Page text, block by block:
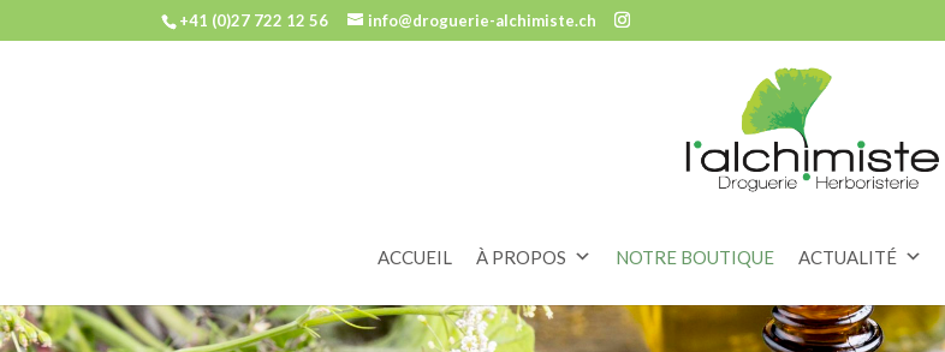
+41 (0)27 722 12 56 info@droguerie-alchimiste.ch
ACCUEIL À PROPOS NOTRE BOUTIQUE ACTUALITÉ